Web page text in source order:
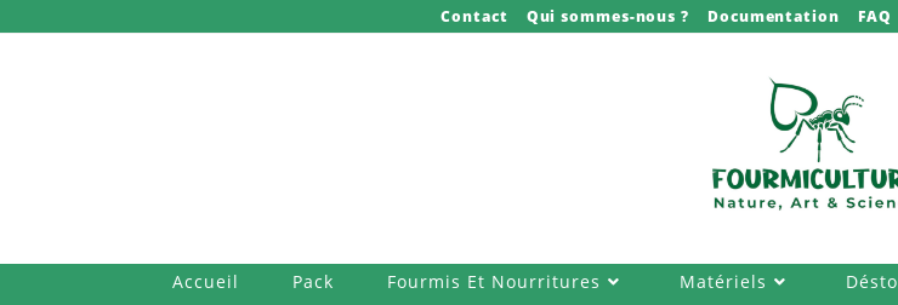
Contact Qui sommes-nous ? Documentation FAQ
Accueil Pack Fourmis Et Nourritures Matériels